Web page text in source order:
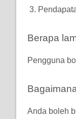
Berapa
Pengguna
Anda boleh